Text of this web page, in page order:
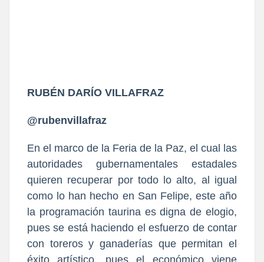
RUBÉN DARÍO VILLAFRAZ
@rubenvillafraz
En el marco de la Feria de la Paz, el cual las
autoridades gubernamentales estadales
quieren recuperar por todo lo alto, al igual
como lo han hecho en San Felipe, este año
la programación taurina es digna de elogio,
pues se está haciendo el esfuerzo de contar
con toreros y ganaderías que permitan el
éxito artístico, pues el económico viene